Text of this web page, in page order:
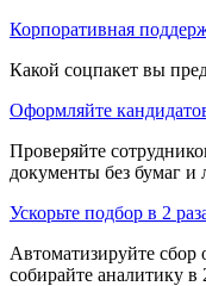
Корпоративная
Какой соцпакет вы
Оформляйте
Проверяйте
документы без бумаг и
Ускорьте подбор в 2
Автоматизируйте сбор
собирайте аналитику в